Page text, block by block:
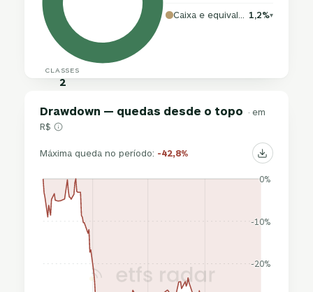
CLASSES
2
1,2%▾
Drawdown — quedas desde o topo · em
R$
Máxima queda no período: -42,8%
-20%
-10%
0%